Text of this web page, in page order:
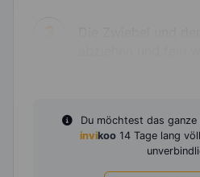
Du möchtest das ganze
invikoo 14 Tage lang